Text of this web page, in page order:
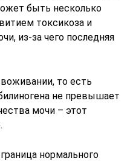
быть несколько
токсикоза и
из-за чего последняя
то есть
не превышает
мочи – этот
нормального